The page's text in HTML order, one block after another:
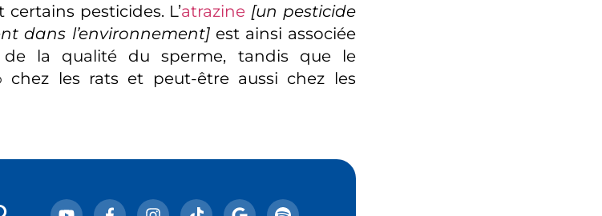
pesticides. L’atrazine [un pesticide
dans l’environnement]est ainsi associée
la qualité du sperme, tandis que le
chez les rats et peut-être aussi chez les